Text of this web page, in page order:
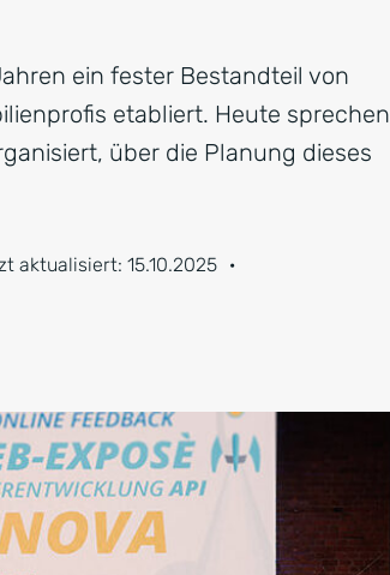
CRM für Banken
ein fester Bestandteil von
etabliert. Heute sprechen
über die Planung dieses
aktualisiert: 15.10.2025 ·